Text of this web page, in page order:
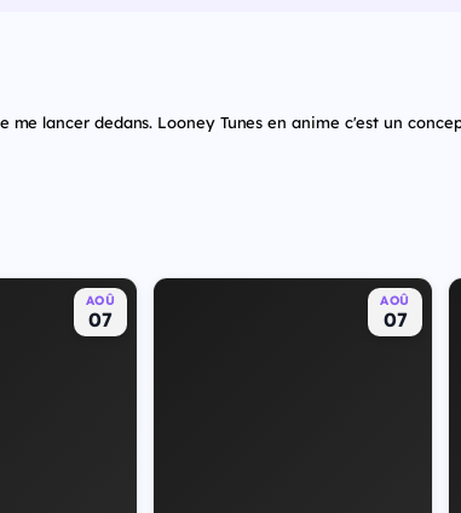
lancer dedans. Looney Tunes en anime c'est un
AOÛ
07
AOÛ
07